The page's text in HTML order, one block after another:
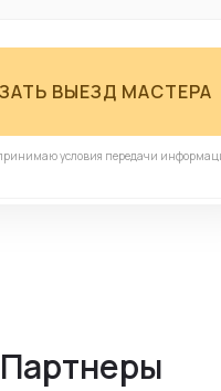
ВЫЕЗД МАСТЕРА
условия передачи
Партнеры